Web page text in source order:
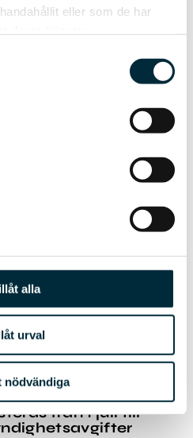
eller som de har
alla
urval
nödvändiga
från 1 juli till